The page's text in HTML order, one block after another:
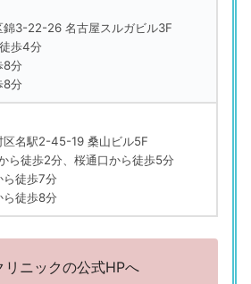
初の契約のときに、強い勧誘がなかっ
バイト販売職・サービス系）
栄院
説明もわかりやすかったです」
バイト／事務系専門職／法務・財務・
古屋駅前院
い部分に合わせたコース提案をしても
職）／その他／不動産）
錦3-22-26 名古屋スルガビル3F
歩4分
8分
8分
区名駅2-45-19 桑山ビル5F
ら徒歩2分、桜通口から徒歩5分
ら徒歩7分
ら徒歩8分
リニックの公式HPへ